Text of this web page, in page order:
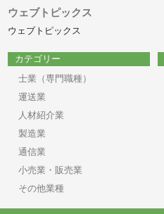
ウェブトピックス
ウェブトピックス
カテゴリー
士業（専門職種）
運送業
人材紹介業
製造業
通信業
小売業・販売業
その他業種